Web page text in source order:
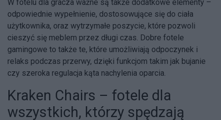
W fotelu dla gracza ważne są także dodatkowe elementy –
odpowiednie wypełnienie, dostosowujące się do ciała
użytkownika, oraz wytrzymałe poszycie, które pozwoli
cieszyć się meblem przez długi czas. Dobre fotele
gamingowe to także te, które umożliwiają odpoczynek i
relaks podczas przerwy, dzięki funkcjom takim jak bujanie
czy szeroka regulacja kąta nachylenia oparcia.
Kraken Chairs – fotele dla
wszystkich, którzy spędzają